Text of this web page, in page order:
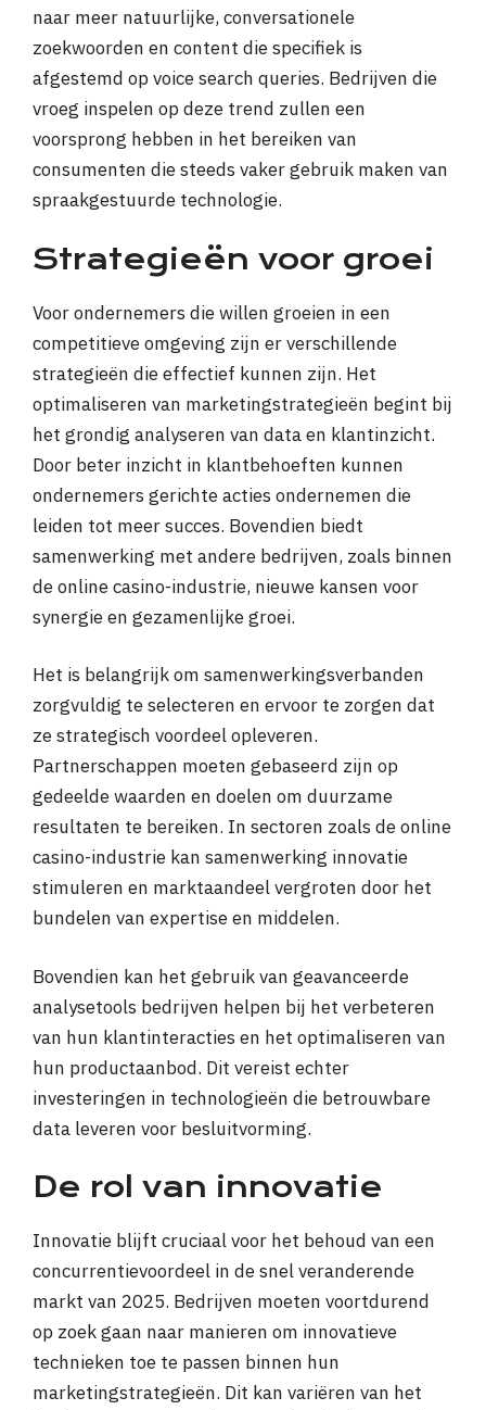
naar meer natuurlijke, conversationele
zoekwoorden en content die specifiek is
afgestemd op voice search queries. Bedrijven die
vroeg inspelen op deze trend zullen een
voorsprong hebben in het bereiken van
consumenten die steeds vaker gebruik maken van
spraakgestuurde technologie.
Strategieën voor groei
Voor ondernemers die willen groeien in een
competitieve omgeving zijn er verschillende
strategieën die effectief kunnen zijn. Het
optimaliseren van marketingstrategieën begint bij
het grondig analyseren van data en klantinzicht.
Door beter inzicht in klantbehoeften kunnen
ondernemers gerichte acties ondernemen die
leiden tot meer succes. Bovendien biedt
samenwerking met andere bedrijven, zoals binnen
de online casino-industrie, nieuwe kansen voor
synergie en gezamenlijke groei.
Het is belangrijk om samenwerkingsverbanden
zorgvuldig te selecteren en ervoor te zorgen dat
ze strategisch voordeel opleveren.
Partnerschappen moeten gebaseerd zijn op
gedeelde waarden en doelen om duurzame
resultaten te bereiken. In sectoren zoals de online
casino-industrie kan samenwerking innovatie
stimuleren en marktaandeel vergroten door het
bundelen van expertise en middelen.
Bovendien kan het gebruik van geavanceerde
analysetools bedrijven helpen bij het verbeteren
van hun klantinteracties en het optimaliseren van
hun productaanbod. Dit vereist echter
investeringen in technologieën die betrouwbare
data leveren voor besluitvorming.
De rol van innovatie
Innovatie blijft cruciaal voor het behoud van een
concurrentievoordeel in de snel veranderende
markt van 2025. Bedrijven moeten voortdurend
op zoek gaan naar manieren om innovatieve
technieken toe te passen binnen hun
marketingstrategieën. Dit kan variëren van het